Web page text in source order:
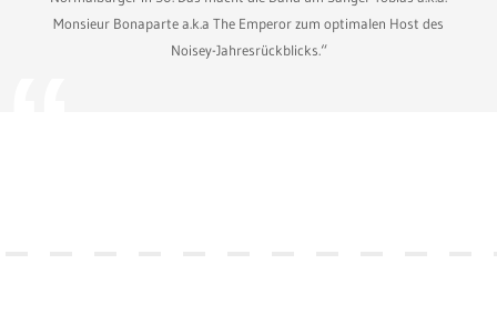
Monsieur Bonaparte a.k.a The Emperor zum optimalen Host des
Noisey-Jahresrückblicks.“